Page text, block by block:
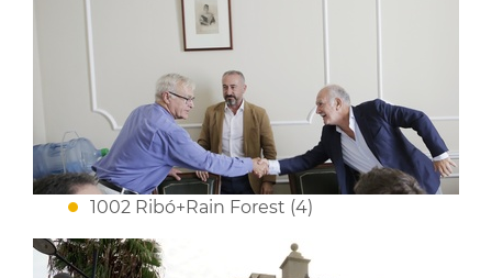
1002 Ribó+Rain Forest (4)